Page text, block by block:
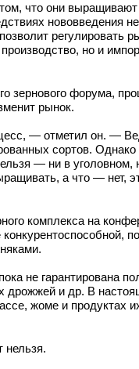
что они выращивают
нововведения
регулировать
но и
зернового форума,
рынок.
— отметил он. —
сортов. Однако
— ни в уголовном,
а что — нет,
комплекса на
не гарантирована
дрожжей и др. В
жоме и продуктах
нельзя.